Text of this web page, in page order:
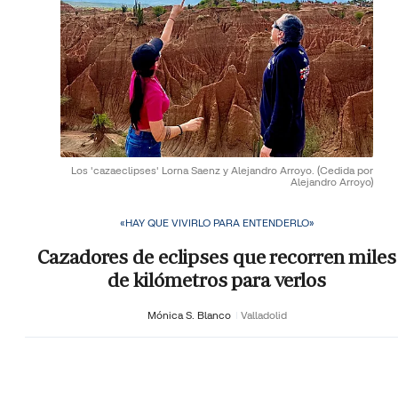
Los 'cazaeclipses' Lorna Saenz y Alejandro Arroyo. (Cedida por
Alejandro Arroyo)
«HAY QUE VIVIRLO PARA ENTENDERLO»
Cazadores de eclipses que recorren miles
de kilómetros para verlos
Mónica S. Blanco Valladolid